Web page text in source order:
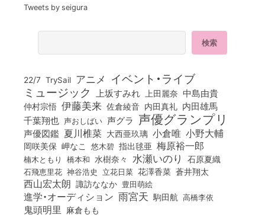
Tweets by seigura
22/7 TrySail アニメ イベント・ライブ
ミュージック 上坂すみれ 上田麗奈 中島由貴
仲村宗悟 伊藤美来 佐倉綾音 内田真礼 内田雄馬
千葉翔也 声おしばい 声グラ 声優グランプリ
声優図鑑 夏川椎菜 大西亜玖璃 小倉唯 小野大輔
岡咲美保 岬なこ 悠木碧 指出毬亜 梅原裕一郎
楠木ともり 橋本和 水樹奈々 水瀬いのり 石原夏織
石飛恵里花 神谷浩史 立花日菜 花澤香菜 蒼井翔太
西山宏太朗 諏訪ななか 豊田萌絵
進学・オーディション 雨宮天 駒田航 高橋李依
鬼頭明里 麻倉もも